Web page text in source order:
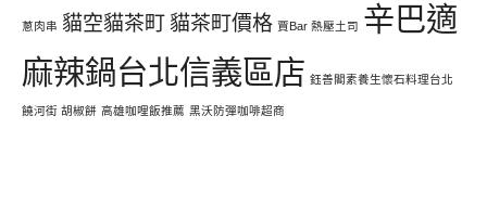
蔥肉串 貓空貓茶町貓茶町價格 賈Bar 熱壓土司 辛巴適
麻辣鍋台北信義區店 鈺善閣素養生懷石料理台北
饒河街 胡椒餅 高雄咖哩飯推薦 黑沃防彈咖啡超商